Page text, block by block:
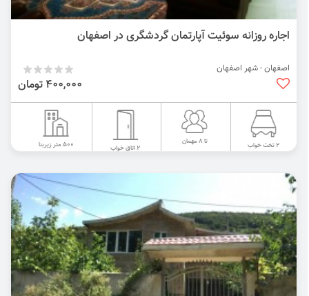
اجاره روزانه سوئیت آپارتمان گردشگری در اصفهان
اصفهان - شهر اصفهان
400,000 تومان
2 تخت خواب تا 8 مهمان
2 اتاق خواب 500 متر زیربنا